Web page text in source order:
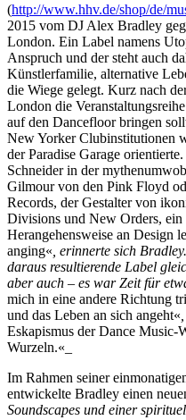
(http://www.hhv.de/shop/de/
2015 vom DJ Alex Bradley
London. Ein Label namens
Anspruch und der steht auch
Künstlerfamilie, alternative
die Wiege gelegt. Kurz nach
London die
auf den Dancefloor bringen
New Yorker Clubinstitutionen
der Paradise Garage
Schneider in der
Gilmour von den Pink Floyd
Records, der Gestalter von
Divisions und New Orders, ein
Herangehensweise an Design
anging« , erinnerte sich
daraus resultierende Label
aber auch – es war Zeit für
mich in eine andere Richtung
und das Leben an sich angeht«
Eskapismus der Dance Music-
Wurzeln.«_
Im Rahmen seiner
entwickelte Bradley einen
Soundscapes und einer